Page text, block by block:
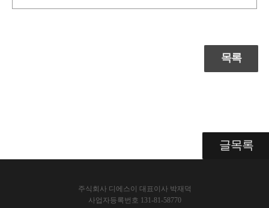
목록
글목록
주식회사 디에스이 대표이사 박재덕
사업자등록번호 131-81-58770